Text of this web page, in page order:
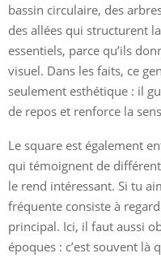
bassin circulaire, des
des allées qui structurent
essentiels, parce qu’ils
visuel. Dans les faits, ce
seulement esthétique : il
de repos et renforce la
Le square est également
qui témoignent de
le rend intéressant. Si tu
fréquente consiste à
principal. Ici, il faut aussi
époques : c’est souvent